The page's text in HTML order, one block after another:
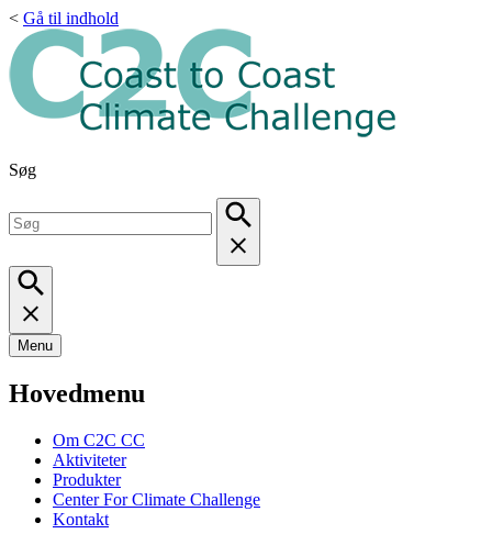
< Gå til indhold
Søg
Menu
Hovedmenu
Om C2C CC
Aktiviteter
Produkter
Center For Climate Challenge
Kontakt